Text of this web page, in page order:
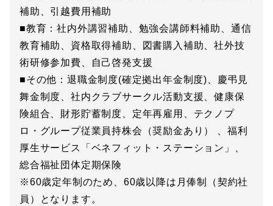
補助、引越費用補助
■教育：社内外講習補助、勉強会講師料補助、通信
教育補助、資格取得補助、図書購入補助、社外技
術研修参加費、自己啓発支援
■その他：退職金制度(確定拠出年金制度)、慶弔見
舞金制度、社内クラブサークル活動支援、健康保
険組合、財形貯蓄制度、定年再雇用、テクノプ
ロ・グループ従業員持株会（奨励金あり） 、福利
厚生サービス「ベネフィット・ステーション」、
総合福祉団体定期保険
※60歳定年制のため、60歳以降は月俸制（契約社
員）となります。